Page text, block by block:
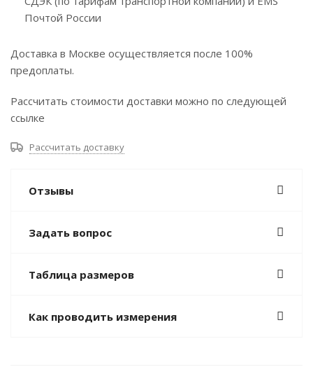
Почтой России
Доставка в Москве осуществляется после 100%
предоплаты.
Рассчитать стоимости доставки можно по следующей
ссылке
Рассчитать доставку
Отзывы
Задать вопрос
Таблица размеров
Как проводить измерения